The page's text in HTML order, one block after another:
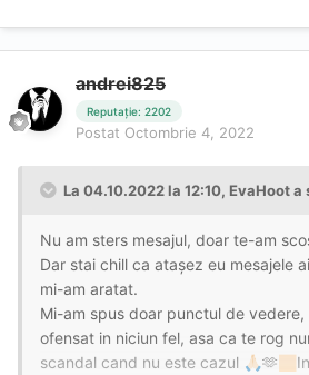
andrei825
Reputație: 2202
Postat Octombrie 4, 2022
La 04.10.2022 la 12:10, EvaHoota
Nu am sters mesajul, doar te-am
Dar stai chill ca atașez eu mesajele
mi-am aratat.
Mi-am spus doar punctul de
ofensat in niciun fel, asa ca te rog
scandal cand nu este cazul 🙏🏻🫶